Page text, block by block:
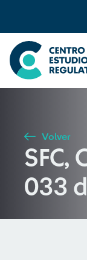
Seleccione país
Buscar
Volver
SFC,
033